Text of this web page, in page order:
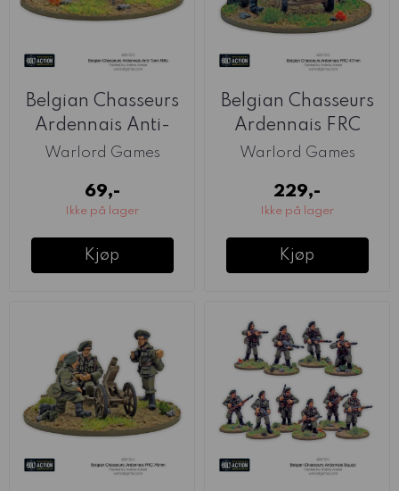
Belgian Chasseurs
Ardennais Anti-
Tank Rifle Team ...
Warlord Games
69,-
Ikke på lager
Kjøp
Belgian Chasseurs
Ardennais FRC
47mm Anti-Tank ...
Warlord Games
229,-
Ikke på lager
Kjøp